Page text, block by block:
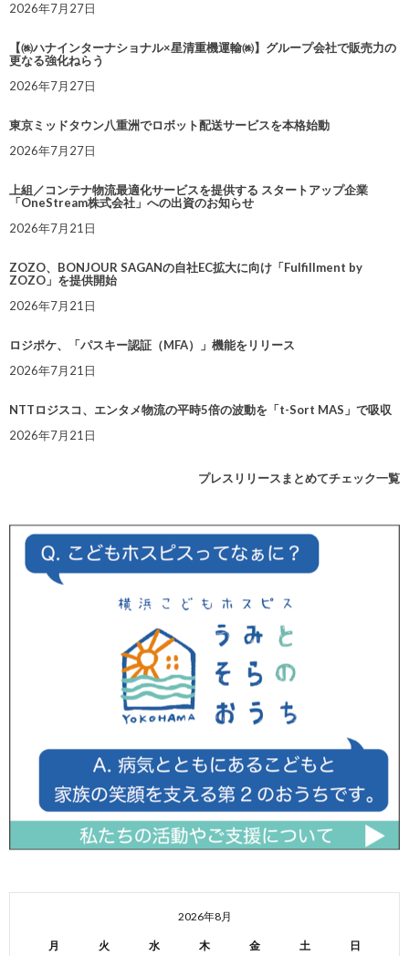
2026年7月27日
【㈱ハナインターナショナル×星清重機運輸㈱】グループ会社で販売力の
更なる強化ねらう
2026年7月27日
東京ミッドタウン八重洲でロボット配送サービスを本格始動
2026年7月27日
上組／コンテナ物流最適化サービスを提供する スタートアップ企業
「OneStream株式会社」への出資のお知らせ
2026年7月21日
ZOZO、BONJOUR SAGANの自社EC拡大に向け「Fulfillment by
ZOZO」を提供開始
2026年7月21日
ロジポケ、「パスキー認証（MFA）」機能をリリース
2026年7月21日
NTTロジスコ、エンタメ物流の平時5倍の波動を「t-Sort MAS」で吸収
2026年7月21日
プレスリリースまとめてチェック一覧
2026年8月
月 火 水 木 金 土 日